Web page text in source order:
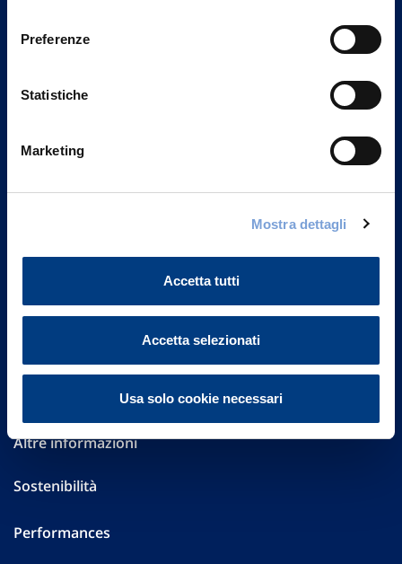
Preferenze
Statistiche
Marketing
Mostra dettagli
Accetta tutti
Accetta selezionati
Usa solo cookie necessari
FAQ
Investor Relations
Altre informazioni
Sostenibilità
Performances